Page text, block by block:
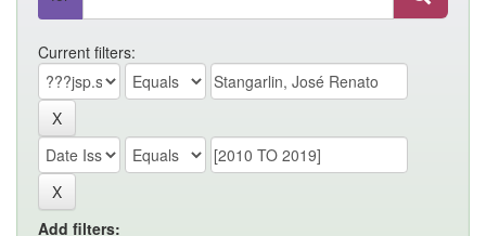
Current filters:
Add filters: